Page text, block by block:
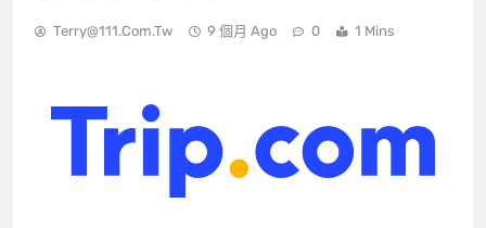
Terry@111.com.tw 9 個月 Ago 0 1 Mins